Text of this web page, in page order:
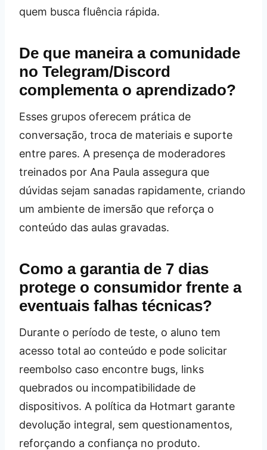
quem busca fluência rápida.
De que maneira a comunidade
no Telegram/Discord
complementa o aprendizado?
Esses grupos oferecem prática de
conversação, troca de materiais e suporte
entre pares. A presença de moderadores
treinados por Ana Paula assegura que
dúvidas sejam sanadas rapidamente, criando
um ambiente de imersão que reforça o
conteúdo das aulas gravadas.
Como a garantia de 7 dias
protege o consumidor frente a
eventuais falhas técnicas?
Durante o período de teste, o aluno tem
acesso total ao conteúdo e pode solicitar
reembolso caso encontre bugs, links
quebrados ou incompatibilidade de
dispositivos. A política da Hotmart garante
devolução integral, sem questionamentos,
reforçando a confiança no produto.